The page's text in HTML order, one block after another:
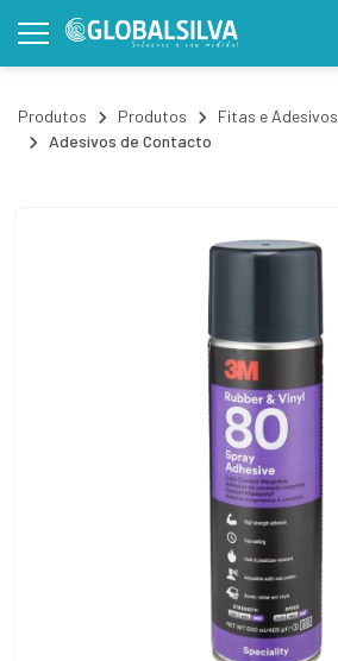
Produtos Produtos
Fitas e Adesivos
Adesivos de Contacto